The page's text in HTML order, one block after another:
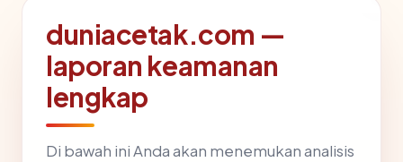
duniacetak.com —
laporan keamanan
lengkap
Di bawah ini Anda akan menemukan analisis